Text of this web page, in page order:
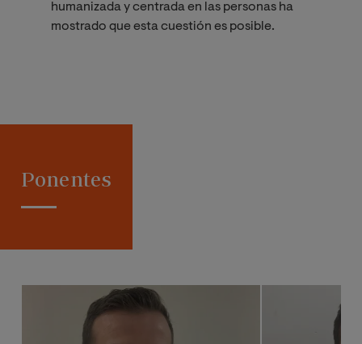
humanizada y centrada en las personas ha
mostrado que esta cuestión es posible.
Ponentes